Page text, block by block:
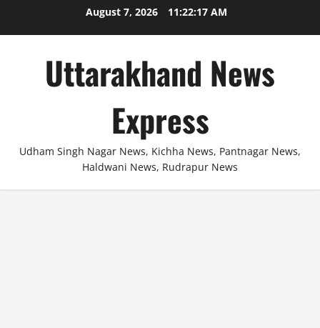
August 7, 2026 11:22:18 AM
Uttarakhand News
Express
Udham Singh Nagar News, Kichha News, Pantnagar News,
Haldwani News, Rudrapur News